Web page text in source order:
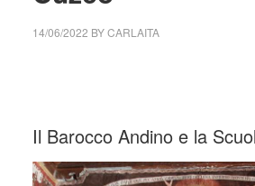
14/06/2022 BYCARLAITA
Il Barocco Andino e la